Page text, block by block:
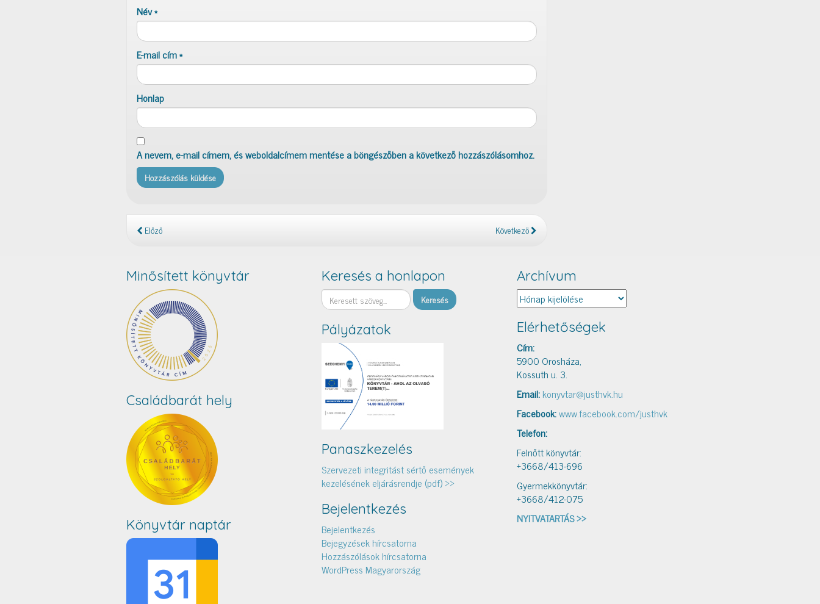
Név*
E-mail cím*
Honlap
A nevem, e-mail címem, és weboldalcímem mentése a böngészőben a következő hozzászólásomhoz.
Előző Következő
Minősített könyvtár
Családbarát hely
Könyvtár naptár
Keresés a honlapon
Keresés
Pályázatok
Panaszkezelés
Szervezeti integritást sértő események
kezelésének eljárásrendje (pdf) >>
Bejelentkezés
Bejelentkezés
Bejegyzések hírcsatorna
Hozzászólások hírcsatorna
WordPress Magyarország
Archívum
Archívum
Elérhetőségek
Cím:
5900 Orosháza,
Kossuth u. 3.
Email:konyvtar@justhvk.hu
Facebook:www.facebook.com/justhvk
Telefon:
Felnőtt könyvtár:
+3668/413-696
Gyermekkönyvtár:
+3668/412-075
NYITVATARTÁS >>